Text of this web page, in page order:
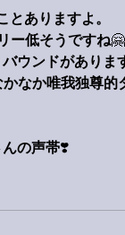
ありますよ。
ー低そうですね🤗
ウンドがありま
なか唯我独尊的
の声帯❣️